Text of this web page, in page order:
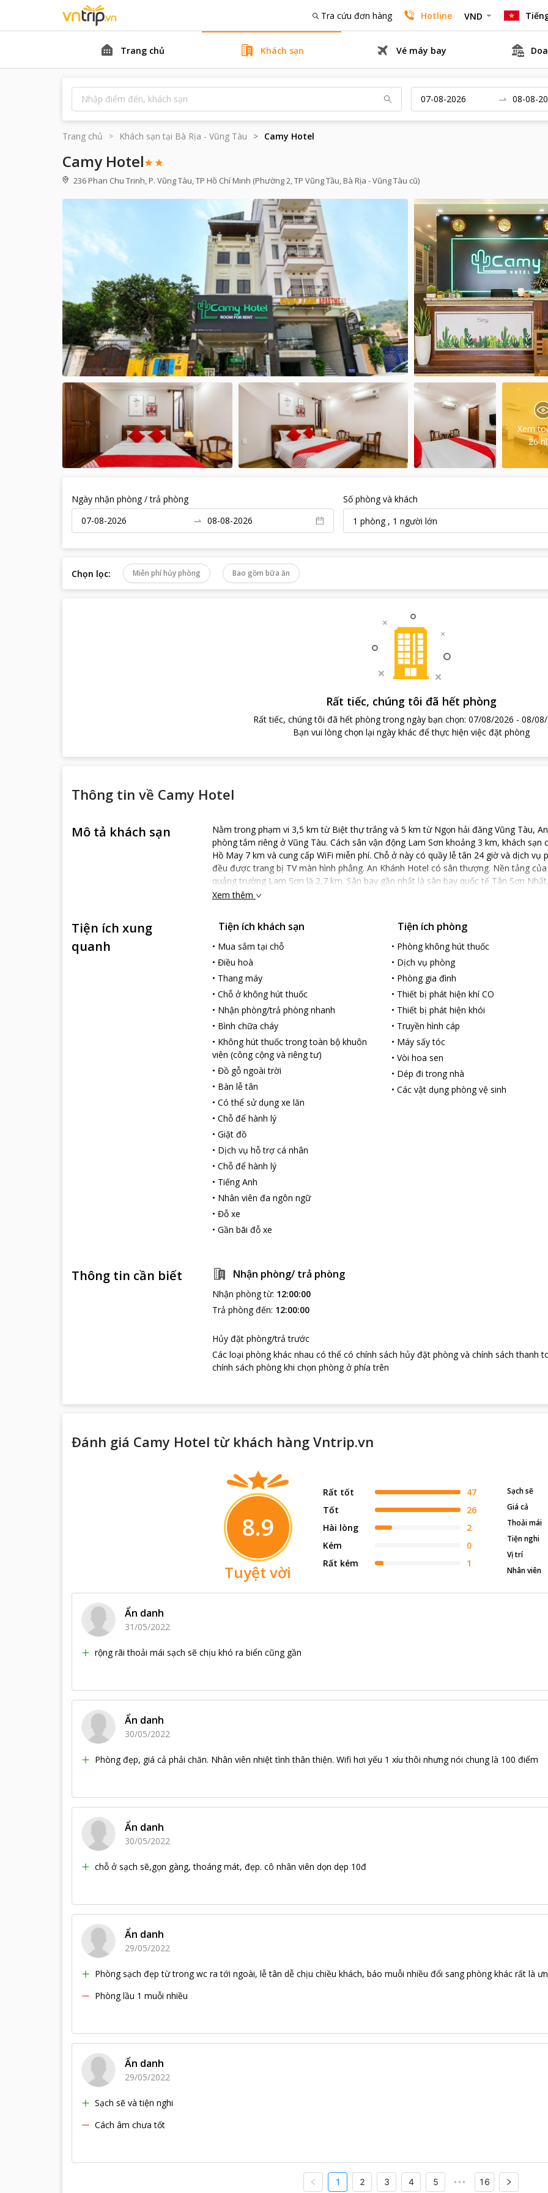
Tra cứu đơn hàng Hotline VND
Trang chủ Khách sạn Vé máy bay
Trang chủ Khách sạn tại Bà Rịa - Vũng Tàu Camy Hotel
Camy Hotel
236 Phan Chu Trinh, P. Vũng Tàu, TP Hồ Chí Minh (Phường 2, TP Vũng Tầu, Bà Rịa - Vũng Tàu cũ)
Xem
26
Ngày nhận phòng / trả phòng
Số phòng và khách
1 phòng, 1 người lớn
Chọn lọc: Miễn phí hủy phòng Bao gồm bữa ăn
Rất tiếc, chúng tôi đã hết phòng
Rất tiếc, chúng tôi đã hết phòng trong ngày bạn chọn: 07/08/2026 - 08/
Bạn vui lòng chọn lại ngày khác để thực hiện việc đặt phòng
Thông tin về Camy Hotel
Mô tả khách sạn
Nằm trong phạm vi 3,5 km từ Biệt thự trắng và 5 km từ Ngọn hải đăng Vũng Tàu,
phòng tắm riêng ở Vũng Tàu. Cách sân vận động Lam Sơn khoảng 3 km, khách sạn
Hồ May 7 km và cung cấp WiFi miễn phí. Chỗ ở này có quầy lễ tân 24 giờ và dịch
đều được trang bị TV màn hình phẳng. An Khánh Hotel có sân thượng. Nền tảng
quảng trường Lam Sơn là 2,7 km. Sân bay gần nhất là sân bay quốc tế Tân Sơn
Xem thêm
Tiện ích xung
quanh
Tiện ích khách sạn
• Mua sắm tại chỗ
• Điều hoà
• Thang máy
• Chỗ ở không hút thuốc
• Nhận phòng/trả phòng nhanh
• Bình chữa cháy
• Không hút thuốc trong toàn bộ khuôn
viên (công cộng và riêng tư)
• Đồ gỗ ngoài trời
• Bàn lễ tân
• Có thể sử dụng xe lăn
• Chỗ để hành lý
• Giặt đồ
• Dịch vụ hỗ trợ cá nhân
• Chỗ để hành lý
• Tiếng Anh
• Nhân viên đa ngôn ngữ
• Đỗ xe
• Gần bãi đỗ xe
Tiện ích phòng
• Phòng không hút thuốc
• Dịch vụ phòng
• Phòng gia đình
• Thiết bị phát hiện khí CO
• Thiết bị phát hiện khói
• Truyền hình cáp
• Máy sấy tóc
•Vòi hoa sen
• Dép đi trong nhà
•Các vật dụng phòng vệ sinh
Thông tin cần biết Nhận phòng/ trả phòng
Nhận phòng từ: 12:00:00
Trả phòng đến: 12:00:00
Hủy đặt phòng/trả trước
Các loại phòng khác nhau có thể có chính sách hủy đặt phòng và chính sách thanh
chính sách phòng khi chọn phòng ở phía trên
Đánh giá Camy Hotel từ khách hàng Vntrip.vn
8.9
Tuyệt vời
Rất tốt
47
Tốt
26
Hài lòng
2
Kém
0
Rất kém
1
Sạch sẽ
Giá cả
Thoải mái
Tiện nghi
Vị trí
Nhân viên
Ẩn danh
31/05/2022
rộng rãi thoải mái sạch sẽ chịu khó ra biển cũng gần
Ẩn danh
30/05/2022
Phòng đẹp, giá cả phải chăn. Nhân viên nhiệt tình thân thiện. Wifi hơi yếu 1 xíu thôi nhưng nói chung là 100 điểm
Ẩn danh
30/05/2022
chỗ ở sạch sẽ,gọn gàng, thoáng mát, đẹp. cô nhân viên dọn dẹp 10đ
Ẩn danh
29/05/2022
Phòng sạch đẹp từ trong wc ra tới ngoài, lễ tân dễ chịu chiều khách, báo muỗi nhiều đổi sang phòng khác rất là
Phòng lầu 1 muỗi nhiều
Ẩn danh
29/05/2022
Sạch sẽ và tiện nghi
Cách âm chưa tốt
1 2 3 4 5 ••• 16